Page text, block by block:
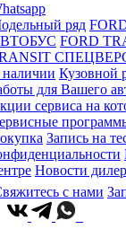
ряд
FORD
Кузовной
для Вашего
сервиса на
Запись на
Новости
с нами